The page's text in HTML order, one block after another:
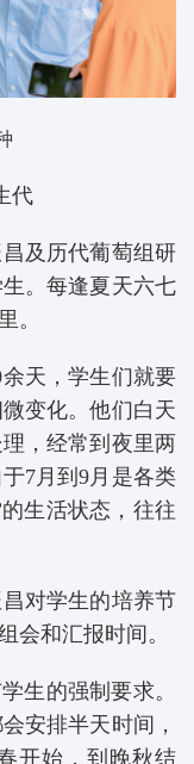
代
及历代葡萄组研
。每逢夏天六七
。
天，学生们就要
变化。他们白天
，经常到夜里两
7月到9月是各类
生活状态，往往
对学生的培养节
会和汇报时间。
生的强制要求。
安排半天时间，
开始，到晚秋结